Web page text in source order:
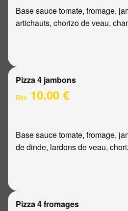
Base sauce tomate, fromage,
artichauts, chorizo de veau,
Pizza 4 jambons
Dès 10.00 €
Base sauce tomate, fromage,
de dinde, lardons de veau,
Pizza 4 fromages